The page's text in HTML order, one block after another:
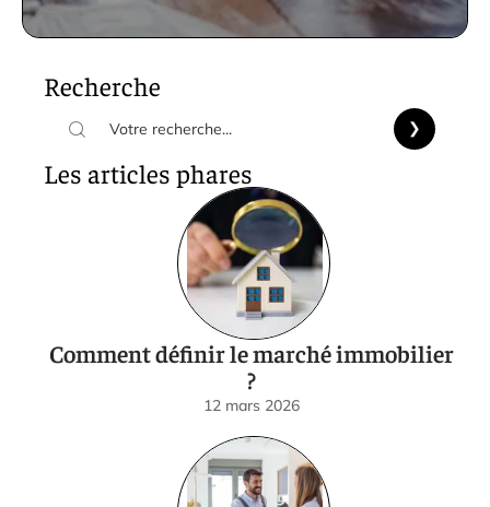
Recherche
Les articles phares
Comment définir le marché immobilier
?
12 mars 2026